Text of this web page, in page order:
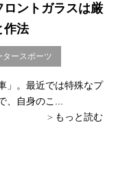
ントガラスは厳
作法
タースポーツ
」。最近では特殊なプ
、自身のこ...
もっと読む